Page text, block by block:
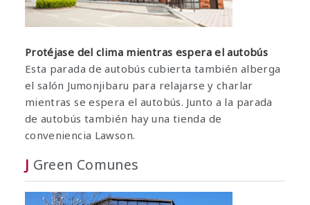
Protéjase del clima mientras espera el autobús
Esta parada de autobús cubierta también alberga
el salón Jumonjibaru para relajarse y charlar
mientras se espera el autobús. Junto a la parada
de autobús también hay una tienda de
conveniencia Lawson.
J Green Comunes